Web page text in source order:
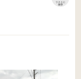
リストに
保存